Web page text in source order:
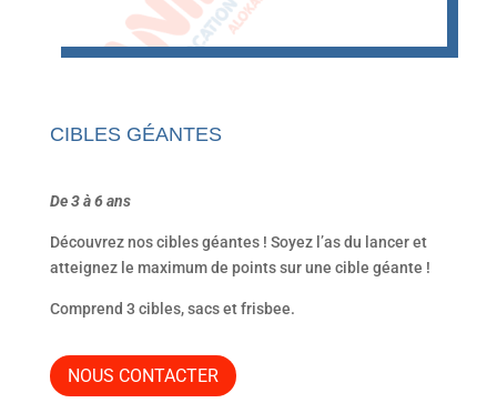
CIBLES GÉANTES
De 3 à 6 ans
Découvrez nos cibles géantes ! Soyez l’as du lancer et
atteignez le maximum de points sur une cible géante !
Comprend 3 cibles, sacs et frisbee.
NOUS CONTACTER